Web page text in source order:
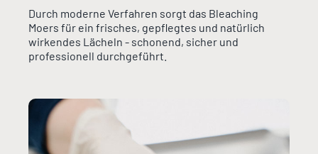
Durch moderne Verfahren sorgt das Bleaching
Moers für ein frisches, gepflegtes und natürlich
wirkendes Lächeln - schonend, sicher und
professionell durchgeführt.